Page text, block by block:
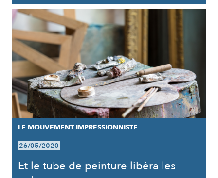
LE MOUVEMENT IMPRESSIONNISTE
26/05/2020
Et le tube de peinture libéra les